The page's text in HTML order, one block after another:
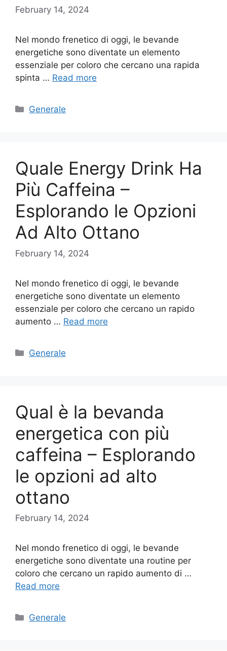
February 14, 2024
Nel mondo frenetico di oggi, le bevande
energetiche sono diventate un elemento
essenziale per coloro che cercano una rapida
spinta … Read more
Categories
Generale
Quale Energy Drink Ha
Più Caffeina –
Esplorando le Opzioni
Ad Alto Ottano
February 14, 2024
Nel mondo frenetico di oggi, le bevande
energetiche sono diventate un elemento
essenziale per coloro che cercano un rapido
aumento … Read more
Categories
Generale
Qual è la bevanda
energetica con più
caffeina – Esplorando
le opzioni ad alto
ottano
February 14, 2024
Nel mondo frenetico di oggi, le bevande
energetiche sono diventate una routine per
coloro che cercano un rapido aumento di …
Read more
Categories
Generale